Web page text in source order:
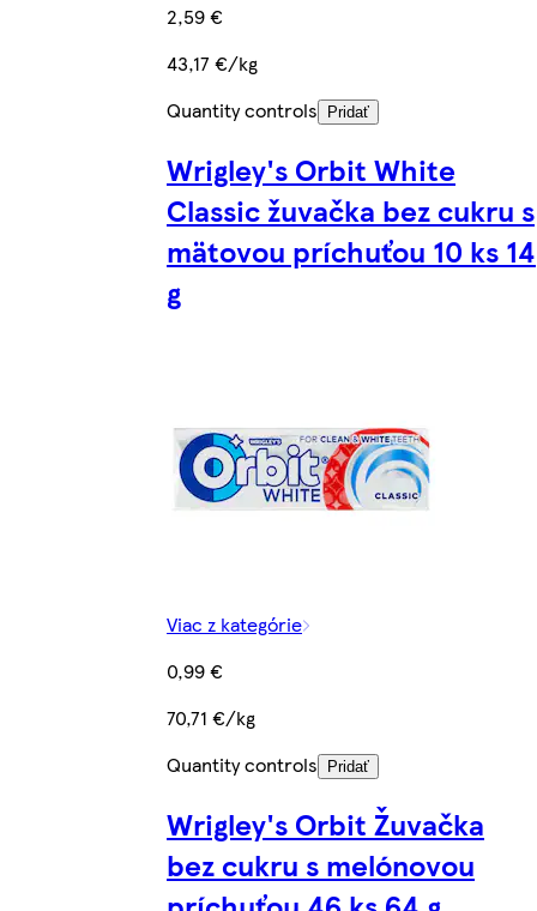
2,59 €
43,17 €/kg
Quantity controls
Pridať
Wrigley's Orbit White
Classic žuvačka bez cukru s
mätovou príchuťou 10 ks 14
g
Viac z kategórie
0,99 €
70,71 €/kg
Quantity controls
Pridať
Wrigley's Orbit Žuvačka
bez cukru s melónovou